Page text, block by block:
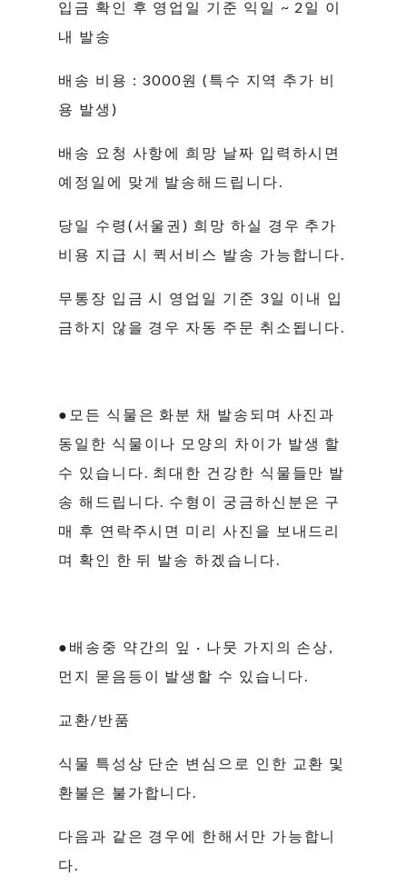
입금 확인 후 영업일 기준 익일 ~ 2일 이
내 발송
배송 비용 : 3000원 (특수 지역 추가 비
용 발생)
배송 요청 사항에 희망 날짜 입력하시면
예정일에 맞게 발송해드립니다.
당일 수령(서울권) 희망 하실 경우 추가
비용 지급 시 퀵서비스 발송 가능합니다.
무통장 입금 시 영업일 기준 3일 이내 입
금하지 않을 경우 자동 주문 취소됩니다.
●모든 식물은 화분 채 발송되며 사진과
동일한 식물이나 모양의 차이가 발생 할
수 있습니다. 최대한 건강한 식물들만 발
송 해드립니다. 수형이 궁금하신분은 구
매 후 연락주시면 미리 사진을 보내드리
며 확인 한 뒤 발송 하겠습니다.
●배송중 약간의 잎 · 나뭇 가지의 손상,
먼지 묻음등이 발생할 수 있습니다.
교환/반품
식물 특성상 단순 변심으로 인한 교환 및
환불은 불가합니다.
다음과 같은 경우에 한해서만 가능합니
다.